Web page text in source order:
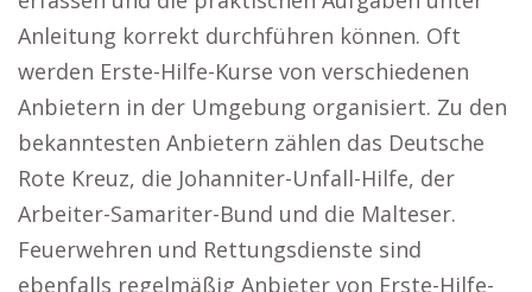
Anleitung korrekt durchführen können. Oft
werden Erste-Hilfe-Kurse von verschiedenen
Anbietern in der Umgebung organisiert. Zu den
bekanntesten Anbietern zählen das Deutsche
Rote Kreuz, die Johanniter-Unfall-Hilfe, der
Arbeiter-Samariter-Bund und die Malteser.
Feuerwehren und Rettungsdienste sind
ebenfalls regelmäßig Anbieter von Erste-Hilfe-